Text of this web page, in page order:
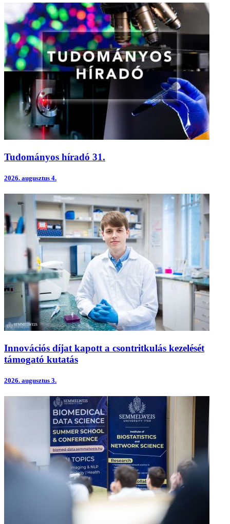
Tudományos híradó 31.
2026. augusztus 4.
Innovációs díjat kapott a csontritkulás kezelését
támogató kutatás
2026. augusztus 3.